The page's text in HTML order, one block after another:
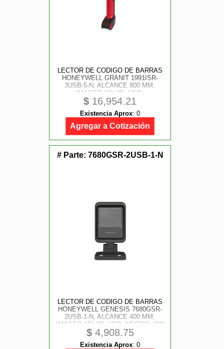
LECTOR DE CODIGO DE BARRAS
HONEYWELL GRANIT 1991ISR-
3USB-5-N, ALCANCE 800 MM,
IMAGER 1D/ 2D, USB,
BLUETOOTH, 160 LECTURAS POR
SEGUNDO, INDUSTRIAL, INCLUYE
BASE
$ 16,954.21
Existencia Aprox: 0
Agregar a Cotización
# Parte: 7680GSR-2USB-1-N
LECTOR DE CODIGO DE BARRAS
HONEYWELL GENESIS 7680GSR-
2USB-1-N, ALCANCE 400 MM,
IMAGER 1D/ 2D, USB, NEGRO, 200
LECTURAS POR SEGUNDO, NO
INCLUYE BASE
$4,908.75
Existencia Aprox: 0